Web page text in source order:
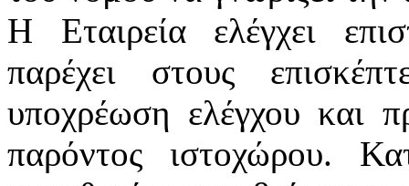
Η Εταιρεία ελέγχει
παρέχει στους
υποχρέωση ελέγχου και
παρόντος ιστοχώρου.